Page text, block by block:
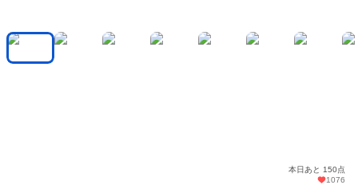
本日あと 150点
1076